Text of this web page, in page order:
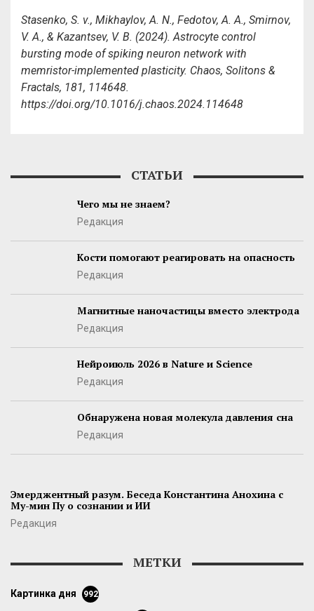
Stasenko, S. v., Mikhaylov, A. N., Fedotov, A. A., Smirnov,
V. A., & Kazantsev, V. B. (2024). Astrocyte control
bursting mode of spiking neuron network with
memristor-implemented plasticity. Chaos, Solitons &
Fractals, 181, 114648.
https://doi.org/10.1016/j.chaos.2024.114648
СТАТЬИ
Чего мы не знаем?
Редакция
Кости помогают реагировать на опасность
Редакция
Магнитные наночастицы вместо электрода
Редакция
Нейроиюль 2026 в Nature и Science
Редакция
Обнаружена новая молекула давления сна
Редакция
Эмерджентный разум. Беседа Константина Анохина с
Му-мин Пу о сознании и ИИ
Редакция
МЕТКИ
картинка дня 992